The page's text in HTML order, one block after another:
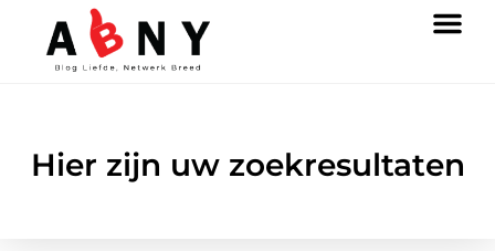
Hier zijn uw zoekresultaten